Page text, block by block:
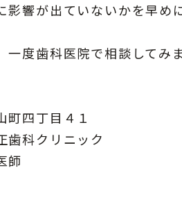
影響が出ていないかを早め
一度歯科医院で相談してみ
町四丁目４１
歯科クリニック
師